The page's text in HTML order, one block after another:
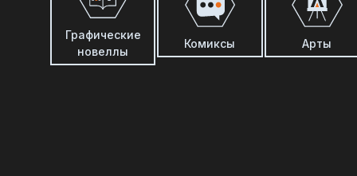
Графические
новеллы
Комиксы Арты